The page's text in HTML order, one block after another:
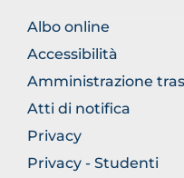
Albo online
Accessibilità
Amministrazione
Atti di notifica
Privacy
Privacy - Studenti